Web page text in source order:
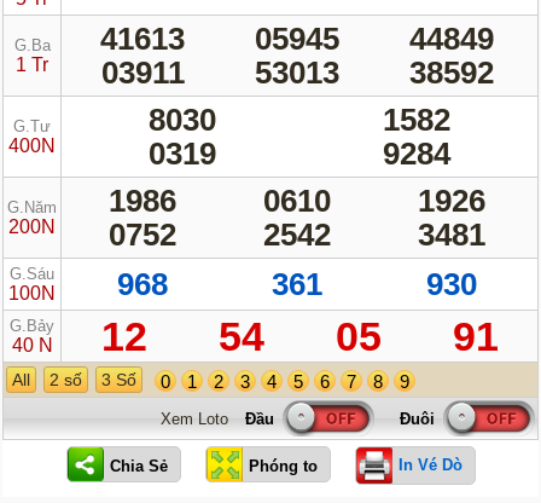
G.Ba
1 Tr
41613 05945
44849
03911
53013 38592
G.Tư
400N
8030
1582
0319
9284
G.Năm
200N
1986 0610
1926
0752
2542 3481
G.Sáu
100N 968 361 930
G.Bảy
40 N 12 54 05 91
All 2 số 3 Số 0 1 2 3 4 5 6 7 8 9
Xem Loto
In Vé Dò